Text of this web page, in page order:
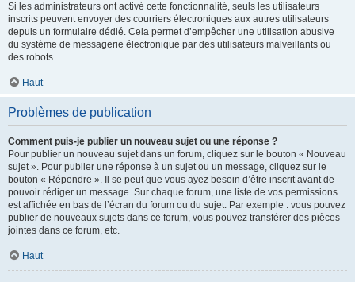
Si les administrateurs ont activé cette fonctionnalité, seuls les utilisateurs
inscrits peuvent envoyer des courriers électroniques aux autres utilisateurs
depuis un formulaire dédié. Cela permet d’empêcher une utilisation abusive
du système de messagerie électronique par des utilisateurs malveillants ou
des robots.
Haut
Problèmes de publication
Comment puis-je publier un nouveau sujet ou une réponse ?
Pour publier un nouveau sujet dans un forum, cliquez sur le bouton « Nouveau
sujet ». Pour publier une réponse à un sujet ou un message, cliquez sur le
bouton « Répondre ». Il se peut que vous ayez besoin d’être inscrit avant de
pouvoir rédiger un message. Sur chaque forum, une liste de vos permissions
est affichée en bas de l’écran du forum ou du sujet. Par exemple : vous pouvez
publier de nouveaux sujets dans ce forum, vous pouvez transférer des pièces
jointes dans ce forum, etc.
Haut